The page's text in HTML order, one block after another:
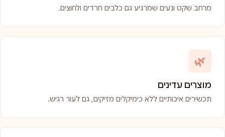
מרחב שקט ונעים שמרגיע גם כלבים חרדים ולחוצים.
🌿
מוצרים עדינים
תכשירים איכותיים ללא כימיקלים מזיקים, גם לעור רגיש.